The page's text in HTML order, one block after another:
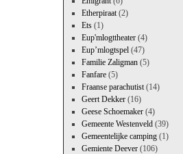
Etherpiraat(2)
Ets(1)
Eup'mlogttheater(4)
Eup’mlogtspel(47)
Familie Zaligman(5)
Fanfare(5)
Fraanse parachutist(14)
Geert Dekker(16)
Geese Schoemaker(4)
Gemeente Westenveld(39)
Gemeentelijke camping(1)
Gemiente Deever(106)